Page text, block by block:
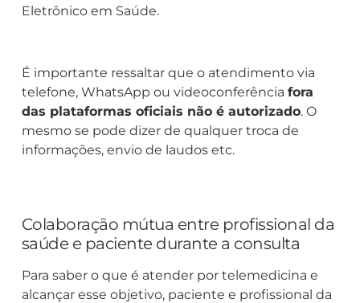
Eletrônico em Saúde.
É importante ressaltar que o atendimento via
telefone, WhatsApp ou videoconferência fora
das plataformas oficiais não é autorizado. O
mesmo se pode dizer de qualquer troca de
informações, envio de laudos etc.
Colaboração mútua entre profissional da
saúde e paciente durante a consulta
Para saber o que é atender por telemedicina e
alcançar esse objetivo, paciente e profissional da